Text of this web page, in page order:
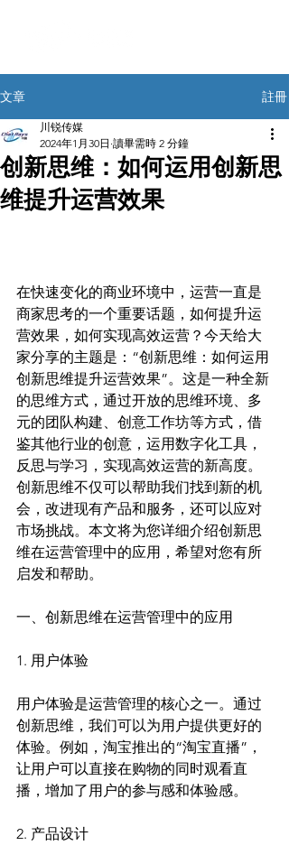
文章 註冊
创新思维：如何运用创新思
维提升运营效果
川锐传媒
2024年1月30日 讀畢需時 2 分鐘
在快速变化的商业环境中，运营一直是
商家思考的一个重要话题，如何提升运
营效果，如何实现高效运营？今天给大
家分享的主题是：“创新思维：如何运用
创新思维提升运营效果”。这是一种全新
的思维方式，通过开放的思维环境、多
元的团队构建、创意工作坊等方式，借
鉴其他行业的创意，运用数字化工具，
反思与学习，实现高效运营的新高度。
创新思维不仅可以帮助我们找到新的机
会，改进现有产品和服务，还可以应对
市场挑战。本文将为您详细介绍创新思
维在运营管理中的应用，希望对您有所
启发和帮助。
一、创新思维在运营管理中的应用
1. 用户体验
用户体验是运营管理的核心之一。通过
创新思维，我们可以为用户提供更好的
体验。例如，淘宝推出的“淘宝直播”，
让用户可以直接在购物的同时观看直
播，增加了用户的参与感和体验感。
2. 产品设计